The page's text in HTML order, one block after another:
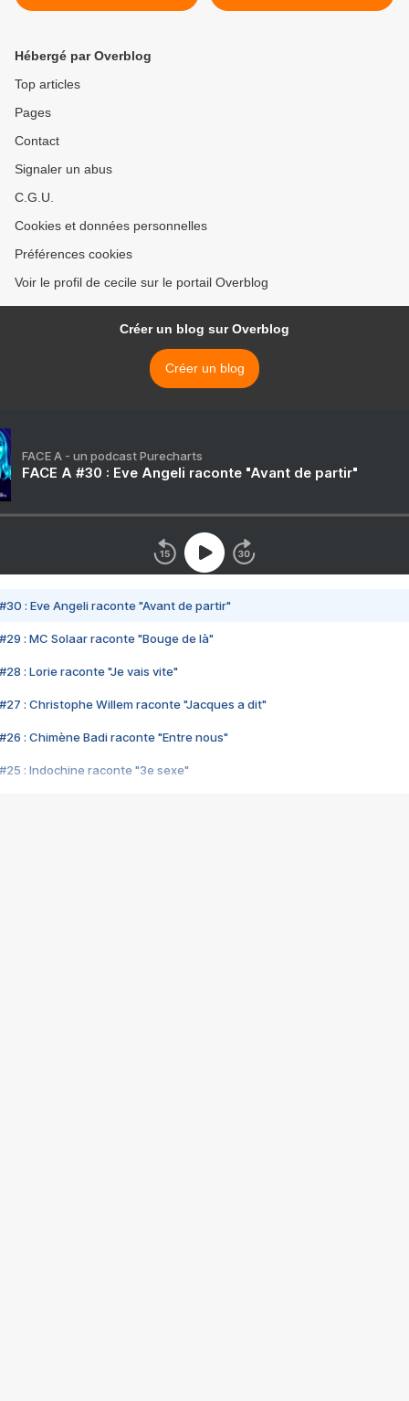
Hébergé par Overblog
Top articles
Pages
Contact
Signaler un abus
C.G.U.
Cookies et données personnelles
Préférences cookies
Voir le profil de cecile sur le portail Overblog
Créer un blog sur Overblog
Créer un blog
FACE A - un podcast Purecharts
FACE A #30 : Eve Angeli raconte "Avant de partir"
#30 : Eve Angeli raconte "Avant de partir"
#29 : MC Solaar raconte "Bouge de là"
#28 : Lorie raconte "Je vais vite"
#27 : Christophe Willem raconte "Jacques a dit"
#26 : Chimène Badi raconte "Entre nous"
#25 : Indochine raconte "3e sexe"